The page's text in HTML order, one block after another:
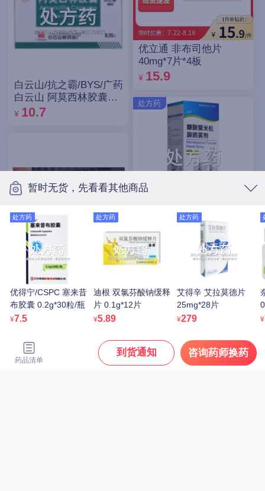
药品清单
到货通知 咨询药师换药
暂时无货，先看看其他商品
处方药
优得宁/CSPC 塞来昔
布胶囊 0.2g*30粒/瓶
¥7.5
处方药
迪根 双氯芬酸钠缓释
片 0.1g*12片
¥5.89
处方药
艾得辛 艾拉莫德片
25mg*28片
¥279 ¥
白云山/抗之霸/BYS/广药
白云山 阿莫西林胶囊
0.25g*10粒*5板
¥ 10.7
百多邦 莫匹罗星软膏
2%（15g:0.3g）
¥ 35.67
处方药
优立通 非布司他片
40mg*7片*4板
¥ 15.9
处方药
逸青 糠酸莫米松鼻喷雾
剂 50μg*60揿/瓶
¥ 43.05